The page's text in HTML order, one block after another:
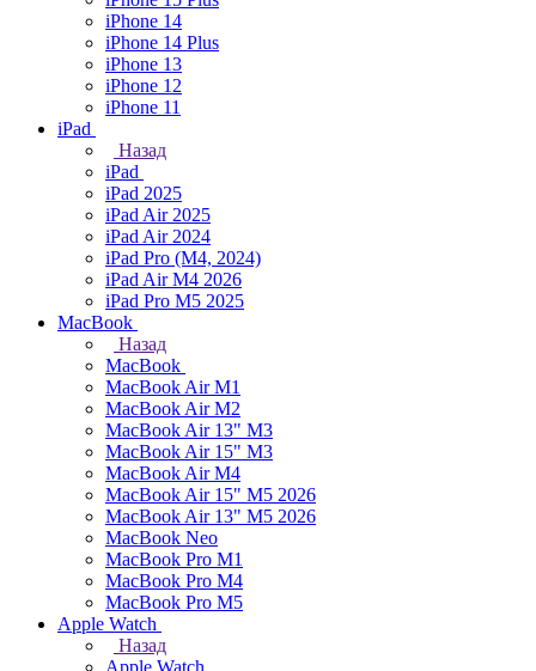
iPhone 14
iPhone 14 Plus
iPhone 13
iPhone 12
iPhone 11
iPad
Назад
iPad
iPad 2025
iPad Air 2025
iPad Air 2024
iPad Pro (M4, 2024)
iPad Air M4 2026
iPad Pro M5 2025
MacBook
Назад
MacBook
MacBook Air M1
MacBook Air M2
MacBook Air 13" M3
MacBook Air 15" M3
MacBook Air M4
MacBook Air 15" М5 2026
MacBook Air 13" М5 2026
MacBook Neo
MacBook Pro M1
MacBook Pro M4
MacBook Pro M5
Apple Watch
Назад
Apple Watch